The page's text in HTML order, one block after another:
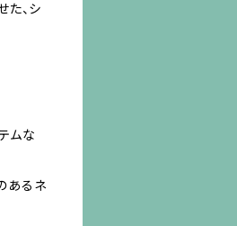
た、シ
ムな
あるネ